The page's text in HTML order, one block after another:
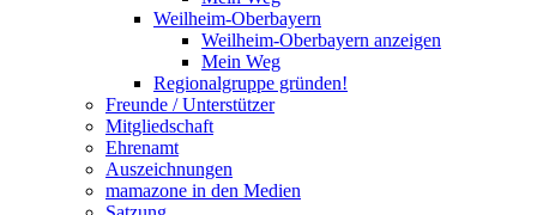
Weilheim-Oberbayern
Weilheim-Oberbayern anzeigen
Mein Weg
Regionalgruppe gründen!
Freunde / Unterstützer
Mitgliedschaft
Ehrenamt
Auszeichnungen
mamazone in den Medien